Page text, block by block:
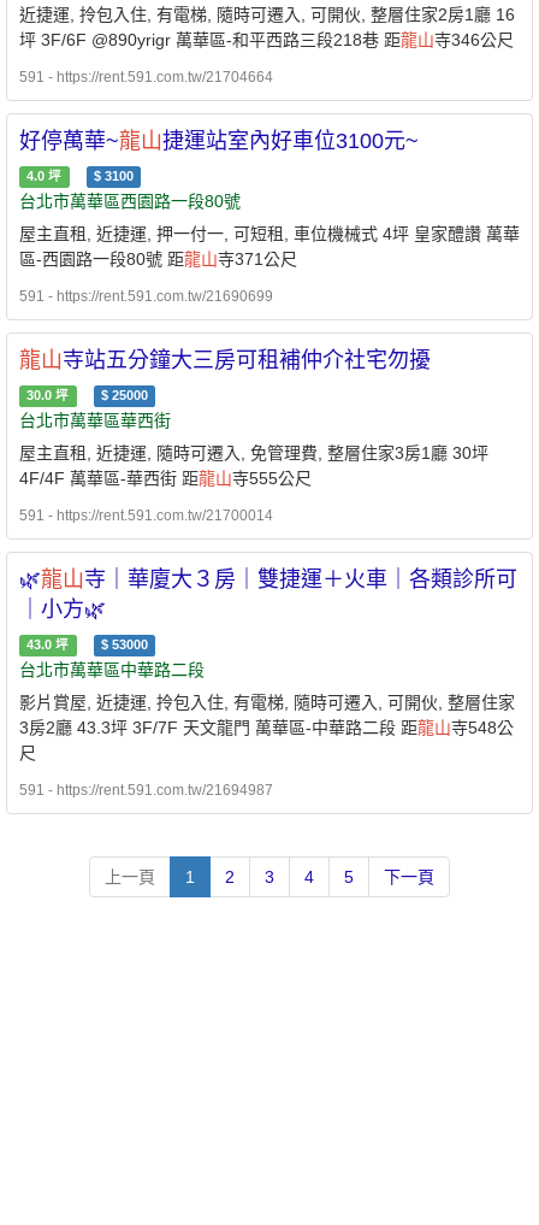
近捷運, 拎包入住, 有電梯, 隨時可遷入, 可開伙, 整層住家2房1廳 16
坪 3F/6F @890yrigr 萬華區-和平西路三段218巷 距龍山寺346公尺
591 - https://rent.591.com.tw/21704664
好停萬華~龍山捷運站室內好車位3100元~
4.0 坪 $ 3100
台北市萬華區西園路一段80號
屋主直租, 近捷運, 押一付一, 可短租, 車位機械式 4坪 皇家醴讚 萬華
區-西園路一段80號 距龍山寺371公尺
591 - https://rent.591.com.tw/21690699
龍山寺站五分鐘大三房可租補仲介社宅勿擾
30.0 坪 $ 25000
台北市萬華區華西街
屋主直租, 近捷運, 隨時可遷入, 免管理費, 整層住家3房1廳 30坪
4F/4F 萬華區-華西街 距龍山寺555公尺
591 - https://rent.591.com.tw/21700014
🌿龍山寺｜華廈大３房｜雙捷運＋火車｜各類診所可
｜小方🌿
43.0 坪 $ 53000
台北市萬華區中華路二段
影片賞屋, 近捷運, 拎包入住, 有電梯, 隨時可遷入, 可開伙, 整層住家
3房2廳 43.3坪 3F/7F 天文龍門 萬華區-中華路二段 距龍山寺548公
尺
591 - https://rent.591.com.tw/21694987
上一頁 1 2 3 4 5 下一頁